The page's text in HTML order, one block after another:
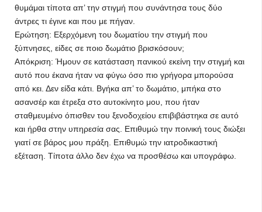
θυμάμαι τίποτα απ’ την στιγμή που συνάντησα τους δύο
άντρες τι έγινε και που με πήγαν.
Ερώτηση: Εξερχόμενη του δωματίου την στιγμή που
ξύπνησες, είδες σε ποιο δωμάτιο βρισκόσουν;
Απόκριση: Ήμουν σε κατάσταση πανικού εκείνη την στιγμή και
αυτό που έκανα ήταν να φύγω όσο πιο γρήγορα μπορούσα
από κει. Δεν είδα κάτι. Βγήκα απ’ το δωμάτιο, μπήκα στο
ασανσέρ και έτρεξα στο αυτοκίνητο μου, που ήταν
σταθμευμένο όπισθεν του ξενοδοχείου επιβιβάστηκα σε αυτό
και ήρθα στην υπηρεσία σας. Επιθυμώ την ποινική τους διώξει
γιατί σε βάρος μου πράξη. Επιθυμώ την ιατροδικαστική
εξέταση. Τίποτα άλλο δεν έχω να προσθέσω και υπογράφω.